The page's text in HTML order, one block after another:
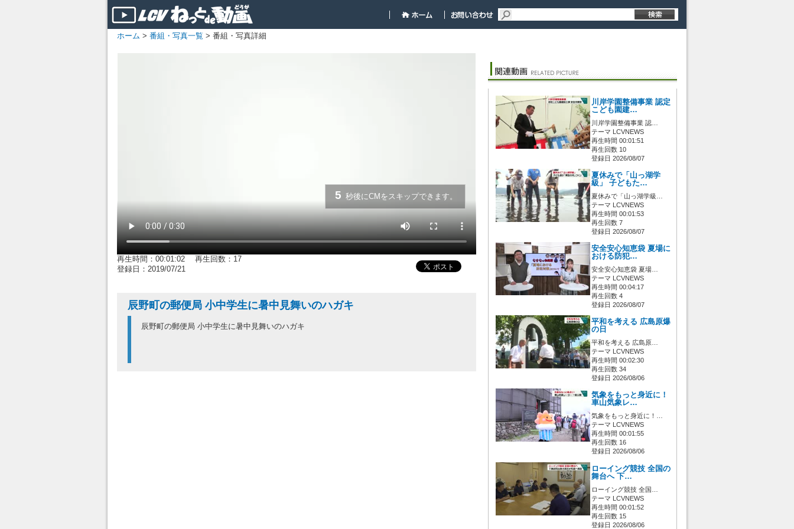
ホーム > 番組・写真一覧 > 番組・写真詳細
5 秒後にCMをスキップできます。
再生時間：00:01:02 再生回数：17
登録日：2019/07/21
辰野町の郵便局 小中学生に暑中見舞いのハガキ
辰野町の郵便局 小中学生に暑中見舞いのハガキ
川岸学園整備事業 認定
こども園建…
川岸学園整備事業 認…
テーマ LCVNEWS
再生時間 00:01:51
再生回数 10
登録日 2026/08/07
夏休みで「山っ湖学
級」 子どもた…
夏休みで「山っ湖学級…
テーマ LCVNEWS
再生時間 00:01:53
再生回数 7
登録日 2026/08/07
安全安心知恵袋 夏場に
おける防犯…
安全安心知恵袋 夏場…
テーマ LCVNEWS
再生時間 00:04:17
再生回数 4
登録日 2026/08/07
平和を考える 広島原爆
の日
平和を考える 広島原…
テーマ LCVNEWS
再生時間 00:02:30
再生回数 34
登録日 2026/08/06
気象をもっと身近に！
車山気象レ…
気象をもっと身近に！…
テーマ LCVNEWS
再生時間 00:01:55
再生回数 16
登録日 2026/08/06
ローイング競技 全国の
舞台へ 下…
ローイング競技 全国…
テーマ LCVNEWS
再生時間 00:01:52
再生回数 15
登録日 2026/08/06